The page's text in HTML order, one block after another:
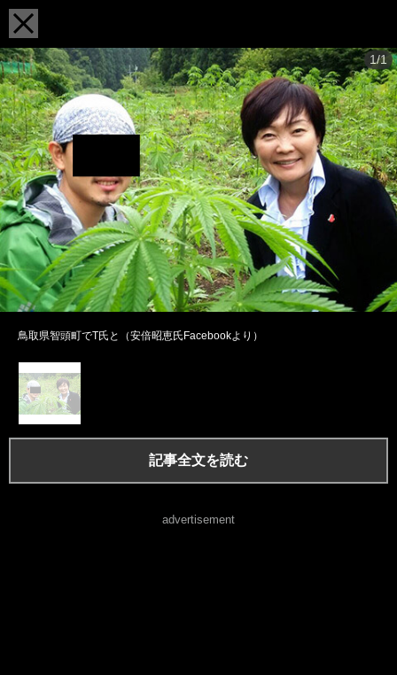
1/1
鳥取県智頭町でT氏と（安倍昭恵氏Facebookより）
記事全文を読む
advertisement